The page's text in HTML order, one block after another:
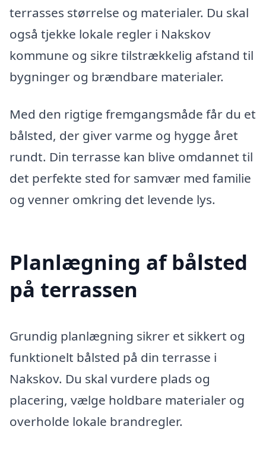
terrasses størrelse og materialer. Du skal
også tjekke lokale regler i Nakskov
kommune og sikre tilstrækkelig afstand til
bygninger og brændbare materialer.
Med den rigtige fremgangsmåde får du et
bålsted, der giver varme og hygge året
rundt. Din terrasse kan blive omdannet til
det perfekte sted for samvær med familie
og venner omkring det levende lys.
Planlægning af bålsted
på terrassen
Grundig planlægning sikrer et sikkert og
funktionelt bålsted på din terrasse i
Nakskov. Du skal vurdere plads og
placering, vælge holdbare materialer og
overholde lokale brandregler.